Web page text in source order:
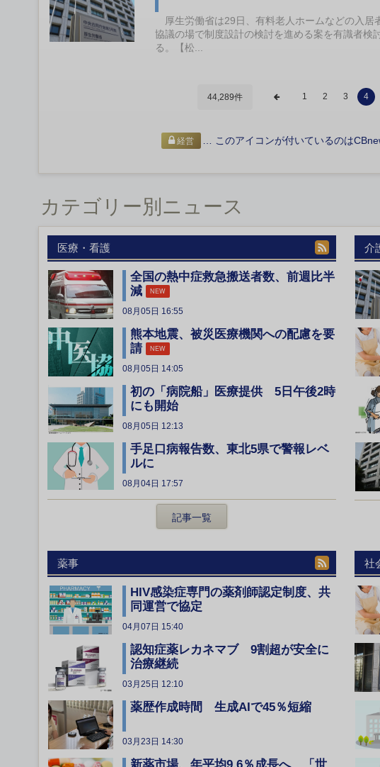
厚生労働省は29日、有料老人ホームなどの入居
協議の場で制度設計の検討を進める案を有識者検
る。【松...
44,289件 1 2 3 4
経営 … このアイコンが付いているのは
カテゴリー別ニュース
医療・看護
全国の熱中症救急搬送者数、前週比半
減
NEW
08月05日 16:55
熊本地震、被災医療機関への配慮を要
請
NEW
08月05日 14:05
初の「病院船」医療提供 5日午後2時
にも開始
08月05日 12:13
手足口病報告数、東北5県で警報レベ
ルに
08月04日 17:57
記事一覧
介
薬事
HIV感染症専門の薬剤師認定制度、共
同運営で協定
04月07日 15:40
認知症薬レカネマブ 9割超が安全に
治療継続
03月25日 12:10
薬歴作成時間 生成AIで45％短縮
03月23日 14:30
社